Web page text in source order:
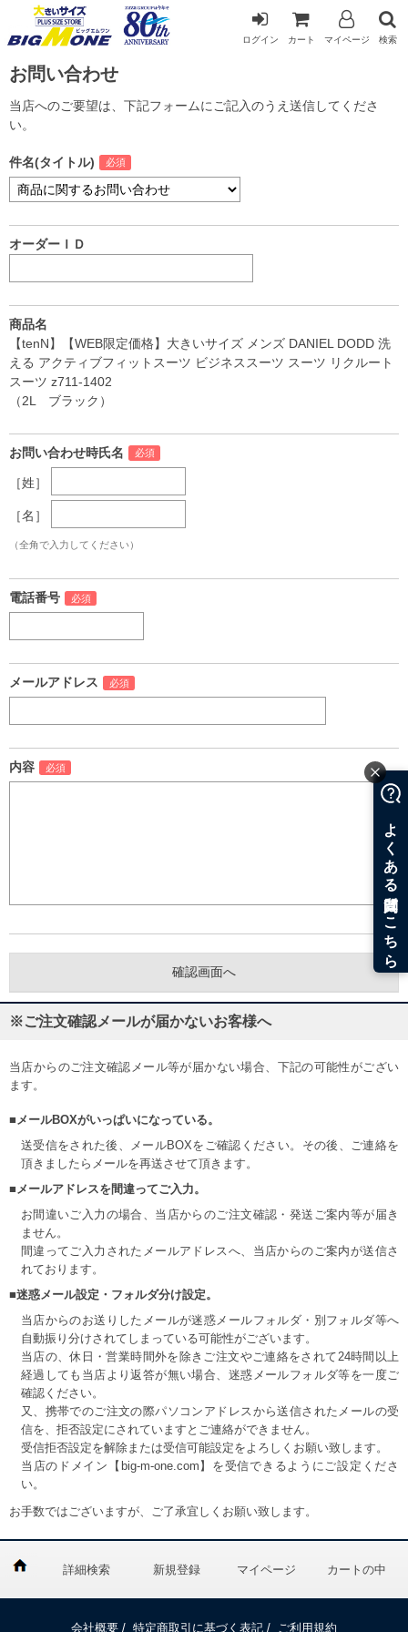
ログイン カート マイページ 検索
お問い合わせ
当店へのご要望は、下記フォームにご記入のうえ送信してくださ
い。
件名(タイトル)
オーダーＩＤ
商品名
【tenN】【WEB限定価格】大きいサイズ メンズ DANIEL DODD 洗
える アクティブフィットスーツ ビジネススーツ スーツ リクルート
スーツ z711-1402
（2L ブラック）
お問い合わせ時氏名
［姓］
［名］
（全角で入力してください）
電話番号
メールアドレス
内容
※ご注文確認メールが届かないお客様へ
当店からのご注文確認メール等が届かない場合、下記の可能性がござい
ます。
■メールBOXがいっぱいになっている。
送受信をされた後、メールBOXをご確認ください。その後、ご連絡を
頂きましたらメールを再送させて頂きます。
■メールアドレスを間違ってご入力。
お間違いご入力の場合、当店からのご注文確認・発送ご案内等が届き
ません。
間違ってご入力されたメールアドレスへ、当店からのご案内が送信さ
れております。
■迷惑メール設定・フォルダ分け設定。
当店からのお送りしたメールが迷惑メールフォルダ・別フォルダ等へ
自動振り分けされてしまっている可能性がございます。
当店の、休日・営業時間外を除きご注文やご連絡をされて24時間以上
経過しても当店より返答が無い場合、迷惑メールフォルダ等を一度ご
確認ください。
又、携帯でのご注文の際パソコンアドレスから送信されたメールの受
信を、拒否設定にされていますとご連絡ができません。
受信拒否設定を解除または受信可能設定をよろしくお願い致します。
当店のドメイン【big-m-one.com】を受信できるようにご設定くださ
い。
お手数ではございますが、ご了承宜しくお願い致します。
詳細検索 新規登録 マイページ カートの中
会社概要 / 特定商取引に基づく表記 / ご利用規約